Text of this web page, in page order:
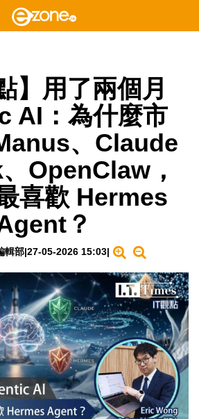
】用了兩個月
AI：為什麼市
、Claude
OpenClaw，
喜歡 Hermes
？
輯部|27-05-2026 15:03|